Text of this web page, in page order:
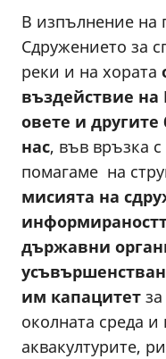
В изпълнение на
Сдружението за
реки и на хората
въздействие
овете и
нас, във връзка
помагаме на
мисията на
държавни
им капацитет
околната среда
аквакултурите,